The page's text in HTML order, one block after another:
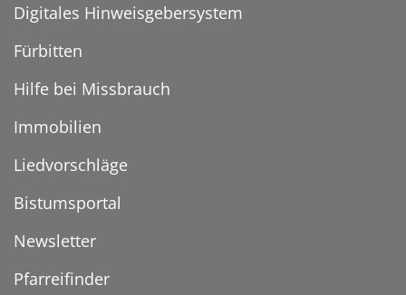
Digitales Hinweisgebersystem
Fürbitten
Hilfe bei Missbrauch
Immobilien
Liedvorschläge
Bistumsportal
Newsletter
Pfarreifinder